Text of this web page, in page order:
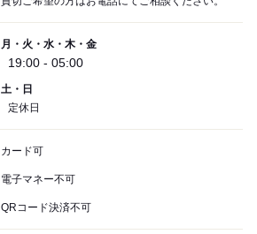
月・火・水・木・金
19:00 - 05:00
土・日
定休日
カード可
電子マネー不可
QRコード決済不可